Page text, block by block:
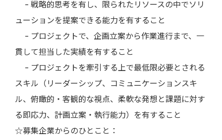
– 戦略的思考を有し、限られたリソースの中でソリ
ューションを提案できる能力を有すること
– プロジェクトで、企画立案から作業進行まで、一
貫して担当した実績を有すること
– プロジェクトを牽引する上で最低限必要とされる
スキル（リーダーシップ、コミュニケーションスキ
ル、俯瞰的・客観的な視点、柔軟な発想と課題に対す
る即応力、計画立案・執行能力）を有すること
☆募集企業からのひとこと：